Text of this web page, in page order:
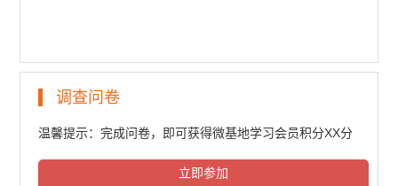
调查问卷
温馨提示：完成问卷，即可获得微基地学习会员积分XX分
立即参加